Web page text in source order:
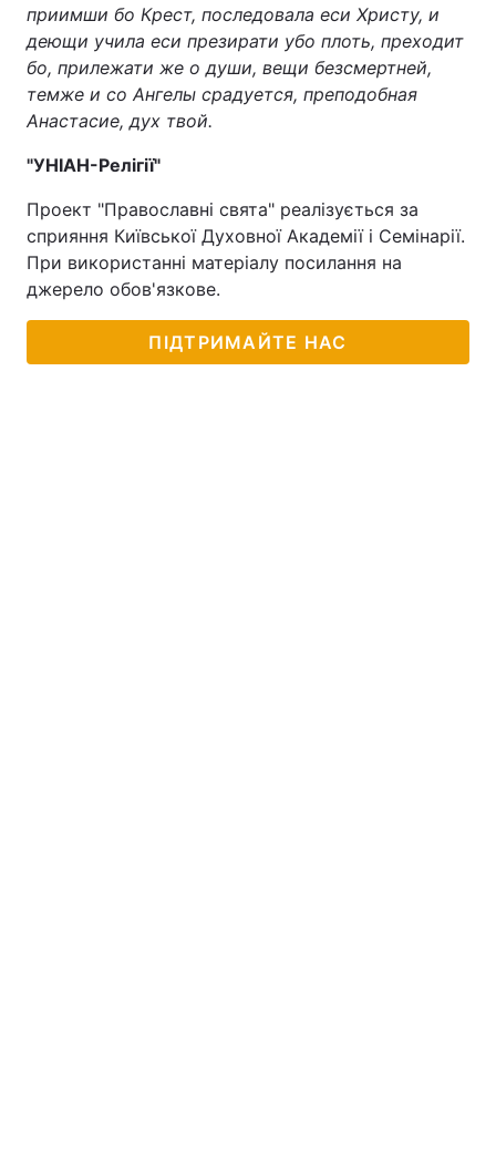
приимши бо Крест, последовала еси Христу, и
деющи учила еси презирати убо плоть, преходит
бо, прилежати же о души, вещи безсмертней,
темже и со Ангелы срадуется, преподобная
Анастасие, дух твой.
"УНІАН-Релігії"
Проект "Православні свята" реалізується за
сприяння Київської Духовної Академії і Семінарії.
При використанні матеріалу посилання на
джерело обов'язкове.
ПІДТРИМАЙТЕ НАС